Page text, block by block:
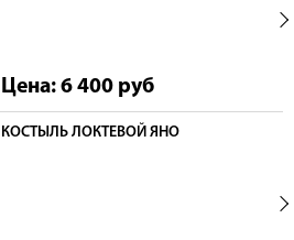
Цена: 6 400 руб
КОСТЫЛЬ ЛОКТЕВОЙ ЯНО